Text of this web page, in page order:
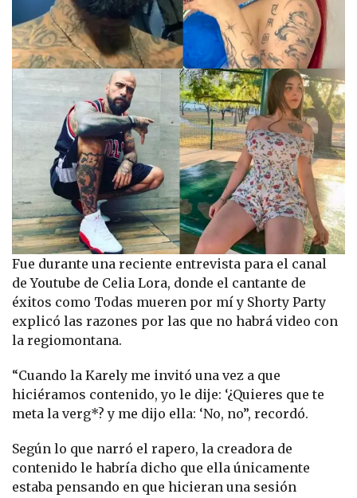
Fue durante una reciente entrevista para el canal
de Youtube de Celia Lora, donde el cantante de
éxitos como Todas mueren por mí y Shorty Party
explicó las razones por las que no habrá video con
la regiomontana.
“Cuando la Karely me invitó una vez a que
hiciéramos contenido, yo le dije: ‘¿Quieres que te
meta la verg*? y me dijo ella: ‘No, no”, recordó.
Según lo que narró el rapero, la creadora de
contenido le habría dicho que ella únicamente
estaba pensando en que hicieran una sesión